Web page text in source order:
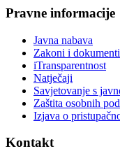
Pravne informacije
Javna nabava
Zakoni i dokumenti
iTransparentnost
Natječaji
Savjetovanje s
Zaštita osobnih
Izjava o
Kontakt